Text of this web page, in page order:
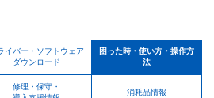
イバー・ソフトウェア
ダウンロード
困った時・使い方・操作方
法
修理・保守・
消耗品情報